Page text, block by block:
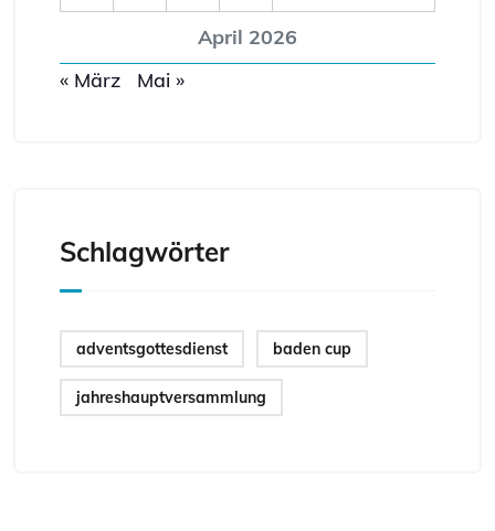
April 2026
« März Mai »
Schlagwörter
adventsgottesdienst baden cup
jahreshauptversammlung